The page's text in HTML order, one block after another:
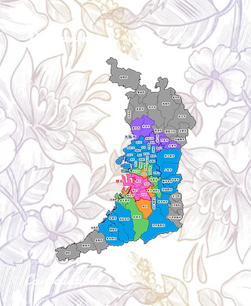
オプションとなりますのでご注意くださ
こちらの商品はお色指定が可能です。
※黒・シルバー・ゴールドなどは特殊染
色となりますので通常料金より1.5倍の価
格となります。
Delivery aria配送エリア・料金
Cancellationキャンセルについて
＜配送費＞ 全額返金。